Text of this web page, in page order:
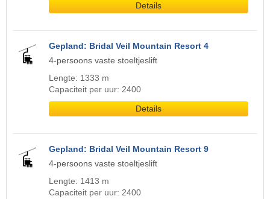
Details
Gepland: Bridal Veil Mountain Resort 4
4-persoons vaste stoeltjeslift
Lengte: 1333 m
Capaciteit per uur: 2400
Details
Gepland: Bridal Veil Mountain Resort 9
4-persoons vaste stoeltjeslift
Lengte: 1413 m
Capaciteit per uur: 2400